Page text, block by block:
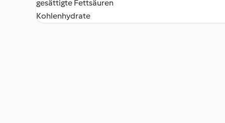
gesättigte Fettsäuren
Kohlenhydrate